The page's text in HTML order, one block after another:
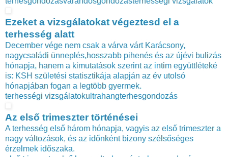
Ezeket a vizsgálatokat végeztesd el a
terhesség alatt
December vége nem csak a várva várt Karácsony,
nagycsaládi ünneplés,hosszabb pihenés és az újévi bulizás
hónapja, hanem a kimutatások szerint az intim együttléteké
is: KSH születési statisztikája alapján az év utolsó
hónapjában fogan a legtöbb gyermek.
terhességi vizsgálatokultrahangterhesgondozás
Az első trimeszter történései
A terhesség első három hónapja, vagyis az első trimeszter a
nagy változások, és az időnként bizony szélsőséges
érzelmek időszaka.